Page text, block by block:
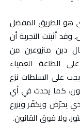
هو الطريق المفضل
أثبتت التجربة أن
دين منزوعين من
الطاعة العمياء
على السلطات نزع
كما يحدث في أي
يحرّض ويكفّر ويزرع
ولا فوق القانون.